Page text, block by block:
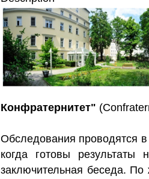
Конфратернитет"
Обследования проводятся
когда готовы результаты
заключительная беседа.